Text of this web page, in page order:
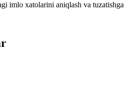
imlo xatolarini aniqlash va tuzatishga